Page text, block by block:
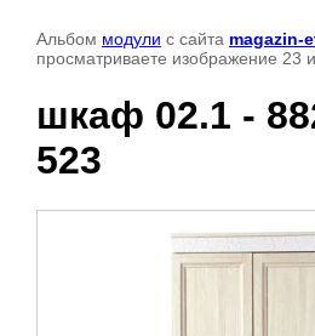
Альбом модули с сайта magazin-
просматриваете изображение 23
шкаф 02.1 -
523